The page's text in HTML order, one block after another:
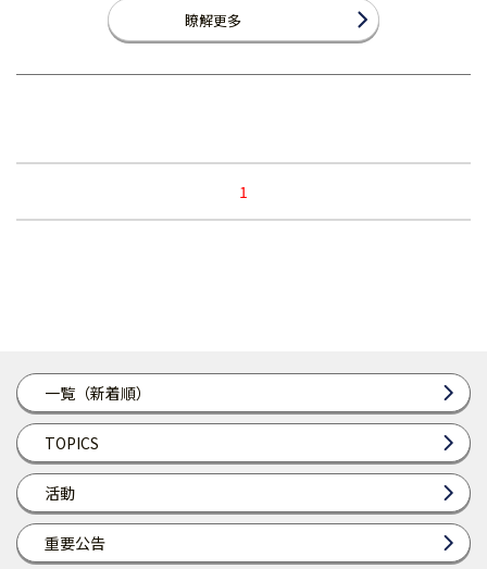
一覧（新着順）
TOPICS
活動
重要公告
瞭解更多
1